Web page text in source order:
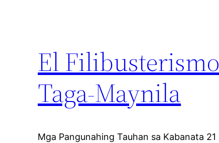
El
Taga-Maynila
Mga Pangunahing Tauhan sa Kabanata